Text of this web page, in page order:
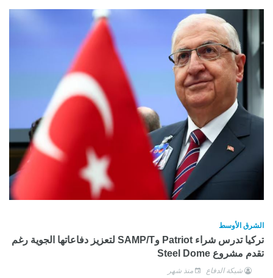
الشرق الأوسط
تركيا تدرس شراء Patriot وSAMP/T لتعزيز دفاعاتها الجوية رغم
تقدم مشروع Steel Dome
شبكة الدفاع منذ شهر